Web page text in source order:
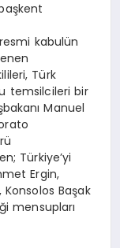
kabulün
Türk
temsilcileri bir
Manuel
Türkiye’yi
Ergin,
,Konsolos Başak
mensupları